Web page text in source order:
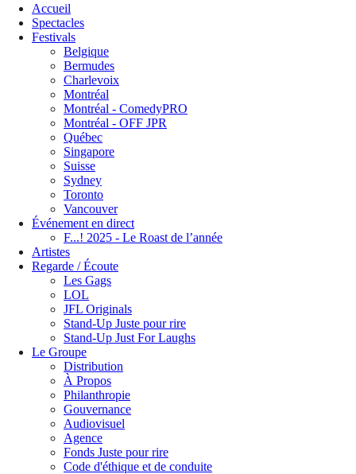
Accueil
Spectacles
Festivals
Belgique
Bermudes
Charlevoix
Montréal
Montréal - ComedyPRO
Montréal - OFF JPR
Québec
Singapore
Suisse
Sydney
Toronto
Vancouver
Événement en direct
F...! 2025 - Le Roast de l’année
Artistes
Regarde / Écoute
Les Gags
LOL
JFL Originals
Stand-Up Juste pour rire
Stand-Up Just For Laughs
Le Groupe
Distribution
À Propos
Philanthropie
Gouvernance
Audiovisuel
Agence
Fonds Juste pour rire
Code d'éthique et de conduite